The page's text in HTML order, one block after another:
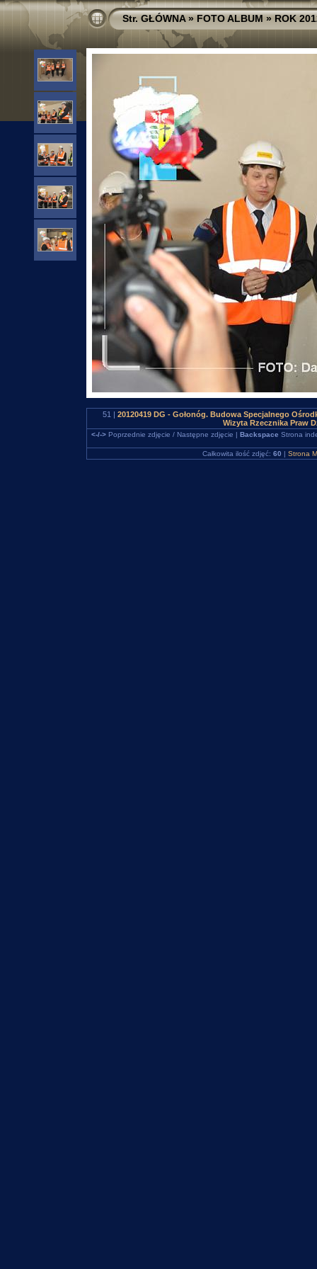
Str. GŁÓWNA»FOTO ALBUM»ROK
51 | 20120419 DG - Gołonóg. Budowa Specjalnego
Wizyta Rzecznika Praw
<-/->Poprzednie zdjęcie / Następne zdjęcie | Backspace Strona
Całkowita ilość zdjęć: 60 | Strona